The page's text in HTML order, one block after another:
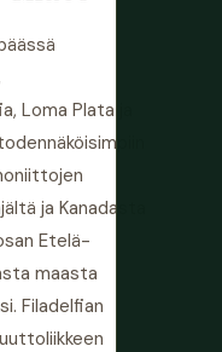
Loma Plata ja
ja Kanadasta
Etelä-
maasta
Filadelfian